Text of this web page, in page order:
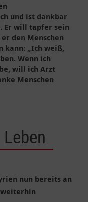
und ist dankbar
Er will tapfer sein
den Menschen
kann: „Ich weiß,
Wenn ich
will ich Arzt
Menschen
nun bereits an
weiterhin